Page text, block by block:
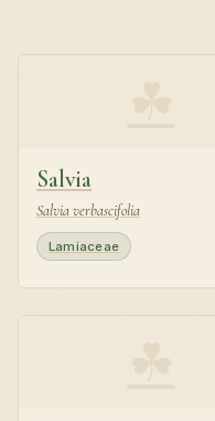
Salvia
Salvia verbascifolia
Lamiaceae